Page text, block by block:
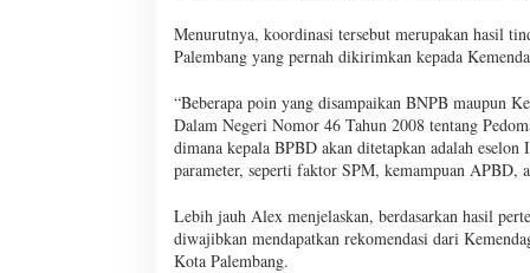
Menurutnya, koordinasi tersebut merupakan hasil
Palembang yang pernah dikirimkan kepada
“Beberapa poin yang disampaikan BNPB maupun
Dalam Negeri Nomor 46 Tahun 2008 tentang
dimana kepala BPBD akan ditetapkan adalah
parameter, seperti faktor SPM, kemampuan APBD,
Lebih jauh Alex menjelaskan, berdasarkan hasil
diwajibkan mendapatkan rekomendasi dari
Kota Palembang.